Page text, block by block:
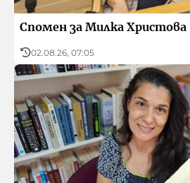
Спомен за Милка Христова
02.08.26, 07:05